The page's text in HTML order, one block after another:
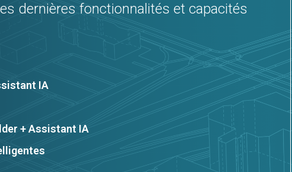
dernières fonctionnalités et capacités
IA
+ Assistant IA